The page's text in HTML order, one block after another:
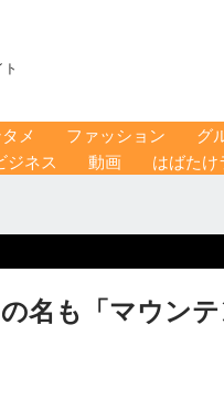
メ ファッション グ
ジネス 動画 はばたけ
名も「マウン